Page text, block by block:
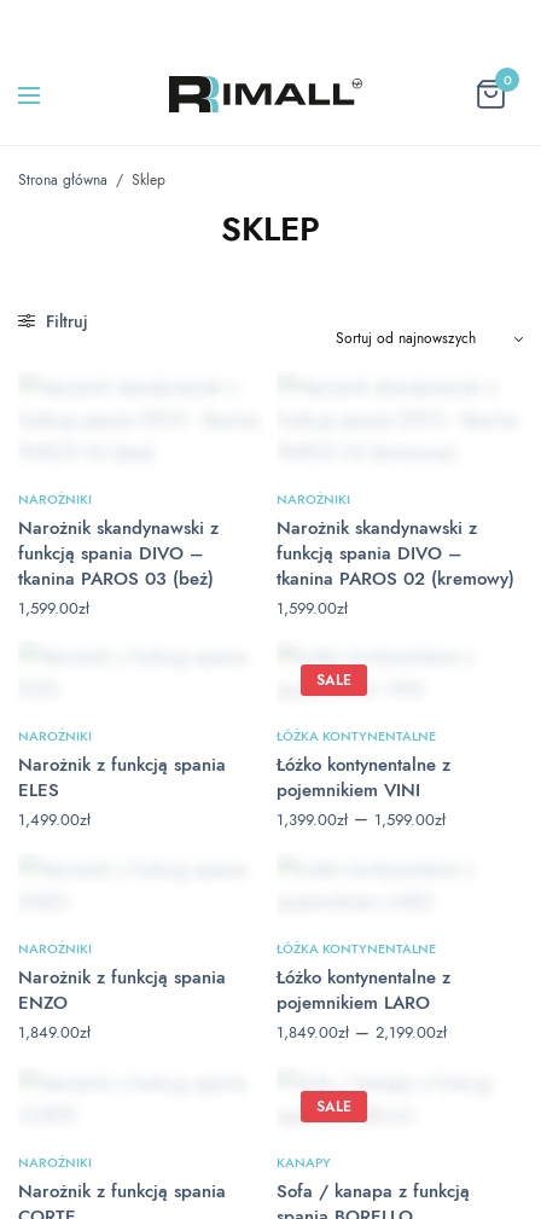
0
Strona główna / Sklep
SKLEP
Filtruj
NAROŻNIKI
Narożnik skandynawski z
funkcją spania DIVO –
tkanina PAROS 03 (beż)
1,599.00zł
NAROŻNIKI
Narożnik skandynawski z
funkcją spania DIVO –
tkanina PAROS 02 (kremowy)
1,599.00zł
NAROŻNIKI
Narożnik z funkcją spania
ELES
1,499.00zł
SALE
ŁÓŻKA KONTYNENTALNE
Łóżko kontynentalne z
pojemnikiem VINI
1,399.00zł – 1,599.00złZakres
NAROŻNIKI
Narożnik z funkcją spania
ENZO
1,849.00zł
ŁÓŻKA KONTYNENTALNE
Łóżko kontynentalne z
pojemnikiem LARO
1,849.00zł – 2,199.00złZakres
NAROŻNIKI
Narożnik z funkcją spania
SALE
KANAPY
Sofa / kanapa z funkcją